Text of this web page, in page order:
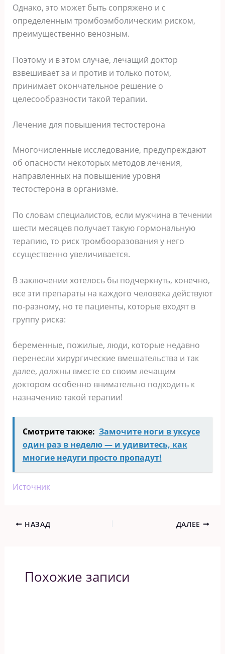
Однако, это может быть сопряжено и с
определенным тромбоэмболическим риском,
преимущественно венозным.
Поэтому и в этом случае, лечащий доктор
взвешивает за и против и только потом,
принимает окончательное решение о
целесообразности такой терапии.
Лечение для повышения тестостерона
Многочисленные исследование, предупреждают
об опасности некоторых методов лечения,
направленных на повышение уровня
тестостерона в организме.
По словам специалистов, если мужчина в течении
шести месяцев получает такую гормональную
терапию, то риск тромбооразования у него
cсущественно увеличивается.
В заключении хотелось бы подчеркнуть, конечно,
все эти препараты на каждого человека действуют
по-разному, но те пациенты, которые входят в
группу риска:
беременные, пожилые, люди, которые недавно
перенесли хирургические вмешательства и так
далее, должны вместе со своим лечащим
доктором особенно внимательно подходить к
назначению такой терапии!
Смотрите также: Замочите ноги в уксусе
один раз в неделю — и удивитесь, как
многие недуги просто пропадут!
Источник
НАЗАД ДАЛЕЕ
Похожие записи